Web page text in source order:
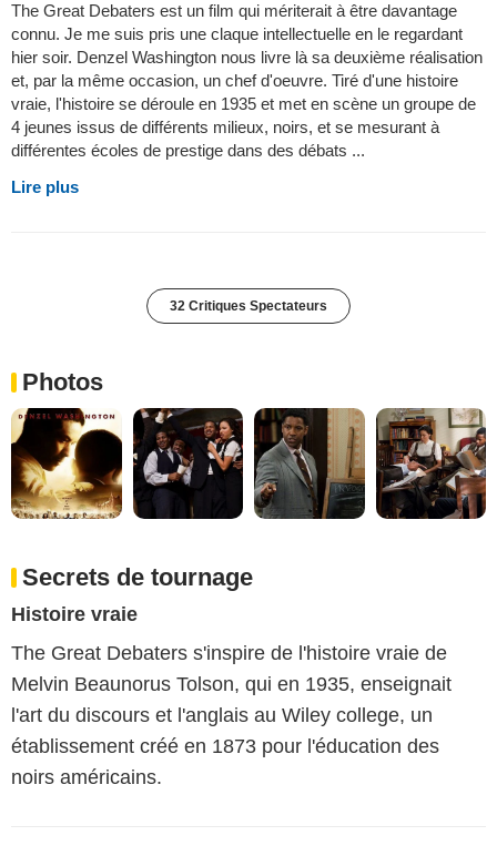
The Great Debaters est un film qui mériterait à être davantage
connu. Je me suis pris une claque intellectuelle en le regardant
hier soir. Denzel Washington nous livre là sa deuxième réalisation
et, par la même occasion, un chef d'oeuvre. Tiré d'une histoire
vraie, l'histoire se déroule en 1935 et met en scène un groupe de
4 jeunes issus de différents milieux, noirs, et se mesurant à
différentes écoles de prestige dans des débats ...
Lire plus
32 Critiques Spectateurs
Photos
Secrets de tournage
Histoire vraie
The Great Debaters s'inspire de l'histoire vraie de
Melvin Beaunorus Tolson, qui en 1935, enseignait
l'art du discours et l'anglais au Wiley college, un
établissement créé en 1873 pour l'éducation des
noirs américains.